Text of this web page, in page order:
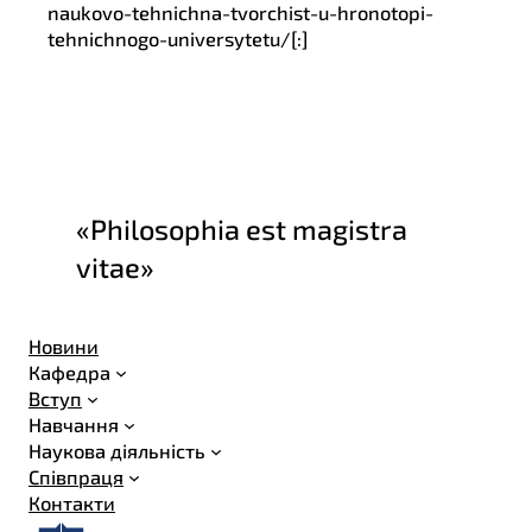
naukovo-tehnichna-tvorchist-u-hronotopi-
tehnichnogo-universytetu/[:]
«Philosophia est magistra
vitae»
Новини
Кафедра
Вступ
Навчання
Наукова діяльність
Співпраця
Контакти